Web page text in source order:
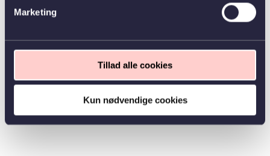
Marketing
Tillad alle cookies
Kun nødvendige cookies